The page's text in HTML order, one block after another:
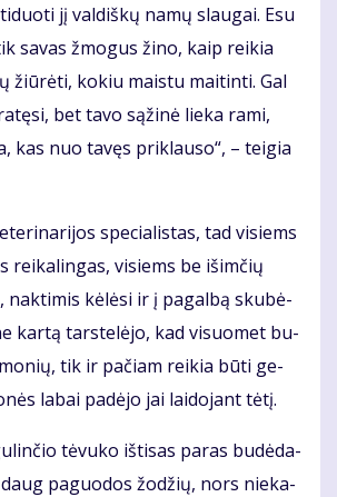
jį val­diš­kų na­mų slau­gai. Esu
sa­vas žmo­gus ži­no, kaip rei­kia
žiū­rė­ti, ko­kiu mais­tu mai­tin­ti. Gal
bet ta­vo są­ži­nė lie­ka ra­mi,
kas nuo ta­vęs pri­klau­so“, – tei­gia
spe­cia­lis­tas, tad vi­siems
rei­ka­lin­gas, vi­siems be iš­im­čių
nak­ti­mis kė­lė­si ir į pa­gal­bą sku­bė­
kar­tą tars­te­lė­jo, kad vi­suo­met bu­
tik ir pa­čiam rei­kia bū­ti ge­
la­bai pa­dė­jo jai lai­do­jant tė­tį.
tė­vu­ko iš­ti­sas pa­ras bu­dė­da­
pa­guo­dos žo­džių, nors nie­ka­